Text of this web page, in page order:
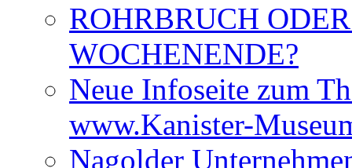
ROHRBRUCH
WOCHENENDE?
Neue Infoseite zum
www.Kanister-
Nagolder